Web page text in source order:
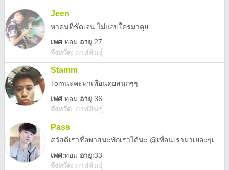
Jeen
หาคนที่ชัดเจน ไม่แอบใครมาคุย
เพศ:ทอม อายุ:27
จังหวัด: กาฬสินธุ์
Stamm
Tomนะคะหาเพื่อนคุยสนุกๆๆ
เพศ:ทอม อายุ:36
จังหวัด: กาฬสินธุ์
Pass
เพศ:ทอม อายุ:33
จังหวัด: กาฬสินธุ์